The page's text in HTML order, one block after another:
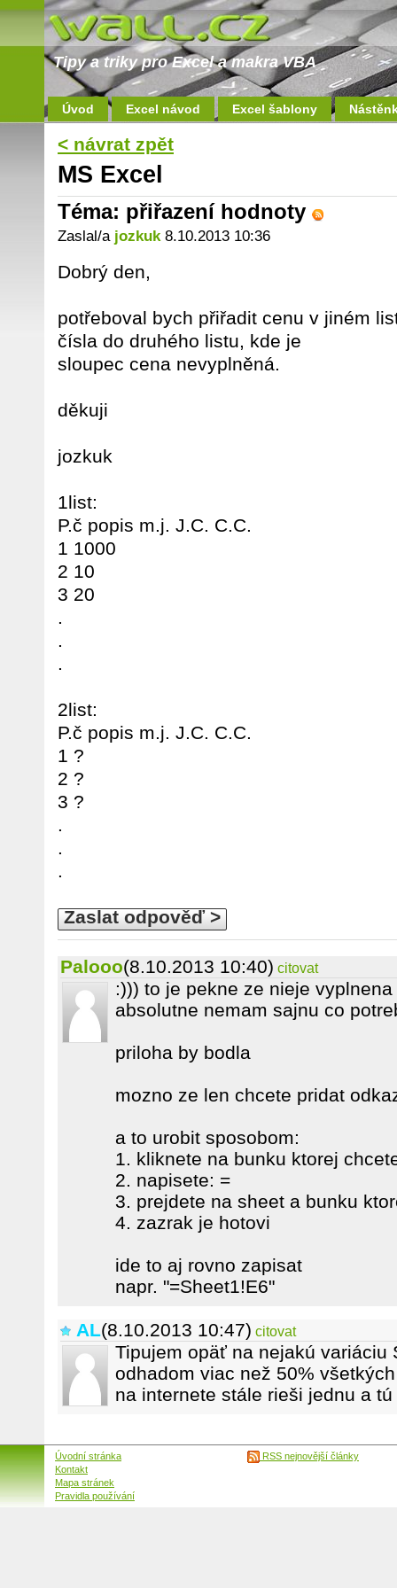
Tipy a triky pro Excel a makra VBA
Úvod Excel návod Excel šablony
< návrat zpět
MS Excel
Téma: přiřazení hodnoty
Zaslal/a jozkuk8.10.2013 10:36
Dobrý den,
potřeboval bych přiřadit cenu v jiném
čísla do druhého listu, kde je
sloupec cena nevyplněná.
děkuji
jozkuk
1list:
P.č popis m.j. J.C. C.C.
1 1000
2 10
3 20
.
.
.
2list:
P.č popis m.j. J.C. C.C.
1 ?
2 ?
3 ?
.
.
.
Zaslat odpověď >
Palooo(8.10.2013 10:40) citovat
:))) to je pekne ze nieje
absolutne nemam sajnu co
priloha by bodla
mozno ze len chcete pridat
a to urobit sposobom:
1. kliknete na bunku ktorej
2. napisete: =
3. prejdete na sheet a bunku
4. zazrak je hotovi
ide to aj rovno zapisat
napr. "=Sheet1!E6"
AL(8.10.2013 10:47) citovat
Tipujem opäť na nejakú variáciu
odhadom viac než 50%
na internete stále rieši jednu a
Úvodní stránka
Kontakt
Mapa stránek
Pravidla používání
RSS nejnovější články